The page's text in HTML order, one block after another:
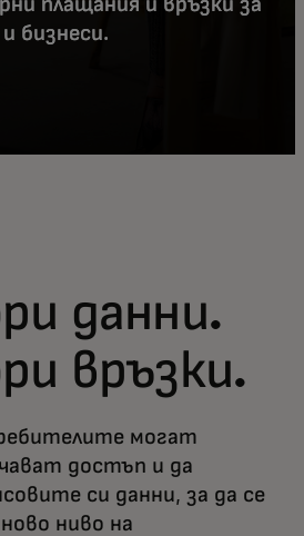
плащания и връзки за
бизнеси.
данни.
връзки.
могат
достъп и да
си данни, за да се
ниво на